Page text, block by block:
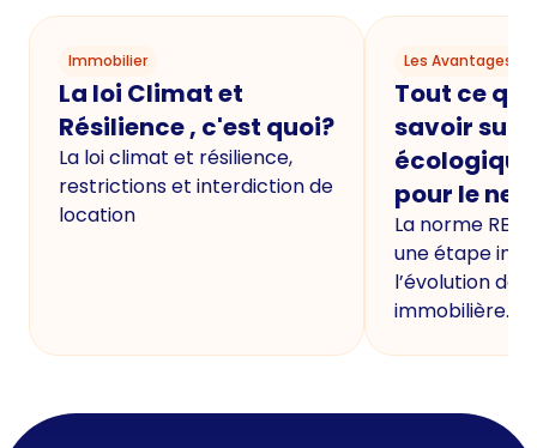
Immobilier
La loi Climat et
Résilience , c'est quoi?
La loi climat et résilience,
restrictions et interdiction de
location
Les Avantages
Tout ce
savoir sur
écologique
pour le
La norme
une étape
l’évolution de
immobilière.